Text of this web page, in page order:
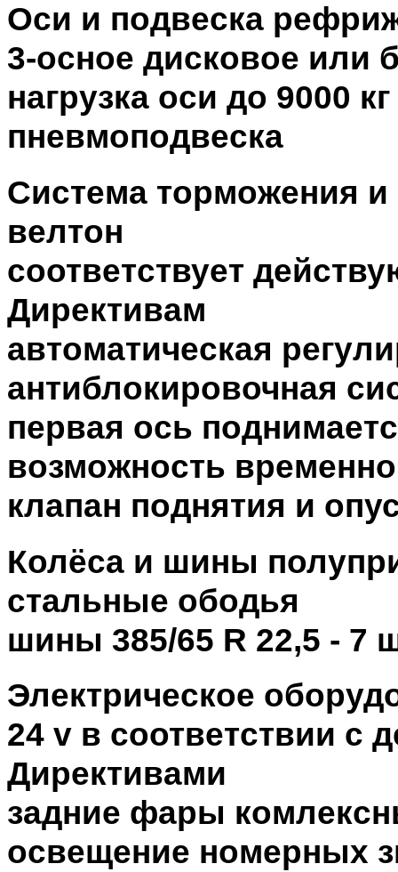
Оси и подвеска
3-осное дисковое или
нагрузка оси до 9000 кг
пневмоподвеска
Система торможения
велтон
соответствует
Директивам
автоматическая
антиблокировочная
первая ось
возможность
клапан поднятия и
Колёса и шины
стальные ободья
шины 385/65 R 22,5 - 7
Электрическое
24 v в соответствии с
Директивами
задние фары
освещение номерных